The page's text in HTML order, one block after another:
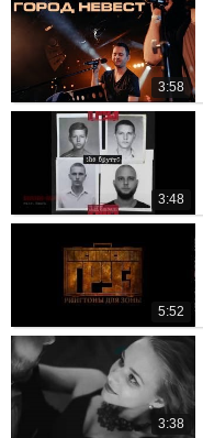
3:58
3:48
5:52
3:38